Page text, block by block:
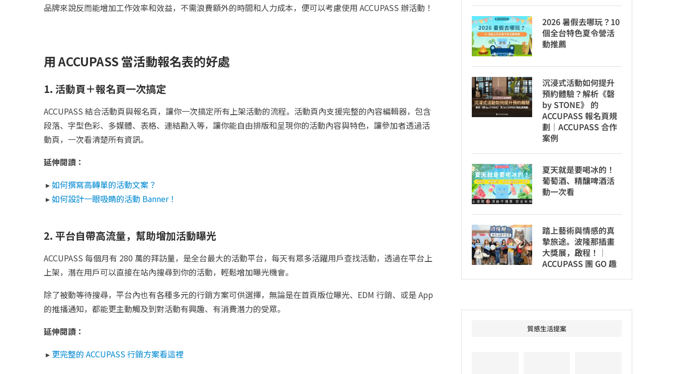
品牌來說反而能增加工作效率和效益，不需浪費額外的時間和人力成本，便可以考慮使用 ACCUPASS 辦活動！
用 ACCUPASS 當活動報名表的好處
1. 活動頁＋報名頁一次搞定
ACCUPASS 結合活動頁與報名頁，讓你一次搞定所有上架活動的流程。活動頁內支援完整的內容編輯器，包含
段落、字型色彩、多媒體、表格、連結勘入等，讓你能自由排版和呈現你的活動內容與特色，讓參加者透過活
動頁，一次看清楚所有資訊。
延伸閱讀：
▸如何撰寫高轉單的活動文案？
▸如何設計一眼吸睛的活動 Banner！
2. 平台自帶高流量，幫助增加活動曝光
ACCUPASS 每個月有 280 萬的拜訪量，是全台最大的活動平台，每天有眾多活躍用戶查找活動，透過在平台上
上架，潛在用戶可以直接在站內搜尋到你的活動，輕鬆增加曝光機會。
除了被動等待搜尋，平台內也有各種多元的行銷方案可供選擇，無論是在首頁版位曝光、EDM 行銷、或是 App
的推播通知，都能更主動觸及到對活動有興趣、有消費潛力的受眾。
延伸閱讀：
▸ 更完整的 ACCUPASS 行銷方案看這裡
2026 暑假去哪玩？10
個全台特色夏令營活
動推薦
沉浸式活動如何提升
預約體驗？解析《磬
by STONE》 的
ACCUPASS 報名頁規
劃｜ACCUPASS 合作
案例
夏天就是要喝冰的！
葡萄酒、精釀啤酒活
動一次看
踏上藝術與情感的真
摯旅途。波隆那插畫
大獎展，啟程！│
ACCUPASS 團 GO 趣
質感生活提案